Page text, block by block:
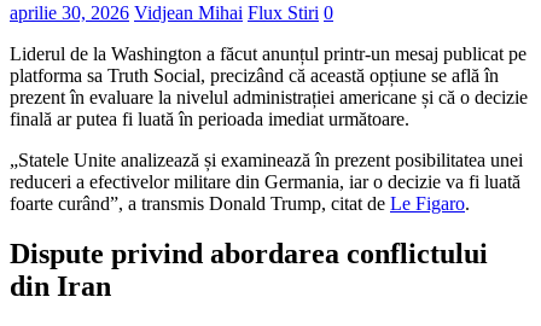
aprilie 30, 2026 Vidjean Mihai Flux Stiri 0
Liderul de la Washington a făcut anunțul printr-un mesaj publicat pe
platforma sa Truth Social, precizând că această opțiune se află în
prezent în evaluare la nivelul administrației americane și că o decizie
finală ar putea fi luată în perioada imediat următoare.
„Statele Unite analizează și examinează în prezent posibilitatea unei
reduceri a efectivelor militare din Germania, iar o decizie va fi luată
foarte curând”, a transmis Donald Trump, citat de Le Figaro.
Dispute privind abordarea conflictului
din Iran